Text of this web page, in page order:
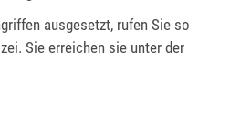
ausgesetzt, rufen Sie so
Sie erreichen sie unter der